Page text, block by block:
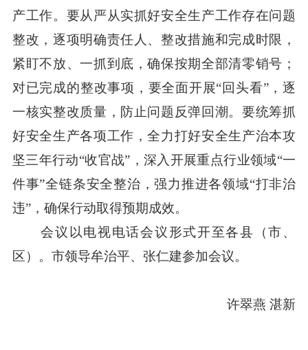
产工作。要从严从实抓好安全生产工作存在问题
整改，逐项明确责任人、整改措施和完成时限，
紧盯不放、一抓到底，确保按期全部清零销号；
对已完成的整改事项，要全面开展“回头看”，逐
一核实整改质量，防止问题反弹回潮。要统筹抓
好安全生产各项工作，全力打好安全生产治本攻
坚三年行动“收官战”，深入开展重点行业领域“一
件事”全链条安全整治，强力推进各领域“打非治
违”，确保行动取得预期成效。
会议以电视电话会议形式开至各县（市、
区）。市领导牟治平、张仁建参加会议。
许翠燕 湛新